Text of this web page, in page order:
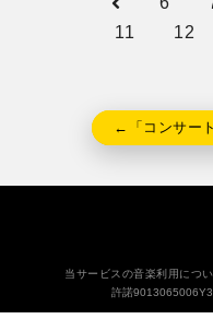
11
12
←「コンサー
当サービスの音楽利用につ
許諾